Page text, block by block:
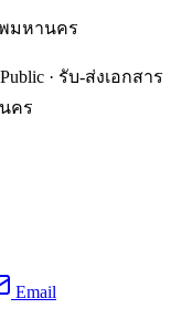
มหานคร
· รับ-ส่งเอกสาร
คร
Email